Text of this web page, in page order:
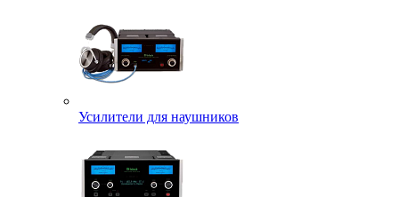
Усилители для наушников